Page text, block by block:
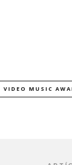
VIDEO MUSIC